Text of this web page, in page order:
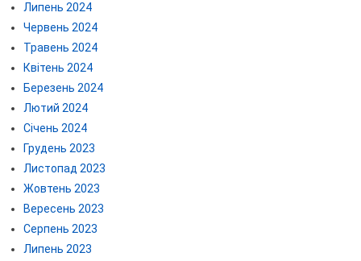
Липень 2024
Червень 2024
Травень 2024
Квітень 2024
Березень 2024
Лютий 2024
Січень 2024
Грудень 2023
Листопад 2023
Жовтень 2023
Вересень 2023
Серпень 2023
Липень 2023